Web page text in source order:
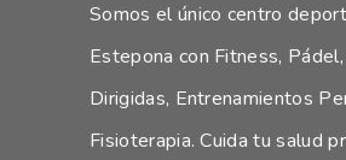
Somos el único centro
Estepona con Fitness,
Dirigidas, Entrenamientos
Fisioterapia. Cuida tu salud